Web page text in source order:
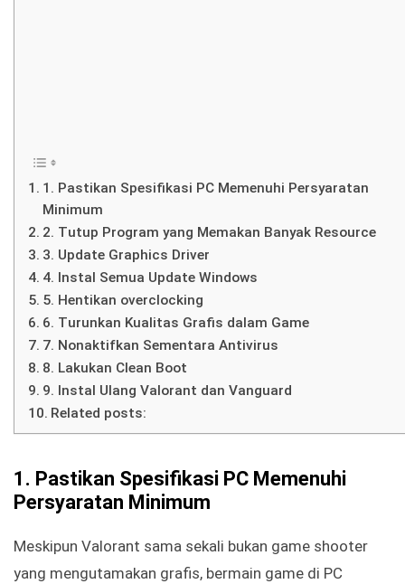
1. Pastikan Spesifikasi PC Memenuhi Persyaratan
Minimum
2. Tutup Program yang Memakan Banyak Resource
3. Update Graphics Driver
4. Instal Semua Update Windows
5. Hentikan overclocking
6. Turunkan Kualitas Grafis dalam Game
7. Nonaktifkan Sementara Antivirus
8. Lakukan Clean Boot
9. Instal Ulang Valorant dan Vanguard
Related posts:
1. Pastikan Spesifikasi PC Memenuhi
Persyaratan Minimum
Meskipun Valorant sama sekali bukan game shooter
yang mengutamakan grafis, bermain game di PC